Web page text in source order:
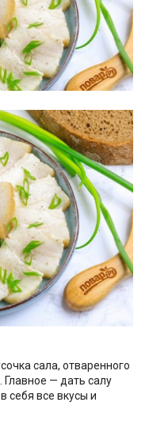
сала, отваренного
— дать салу
себя все вкусы и